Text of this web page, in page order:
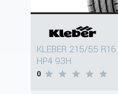
KLEBER 215/55
HP4 93H
0